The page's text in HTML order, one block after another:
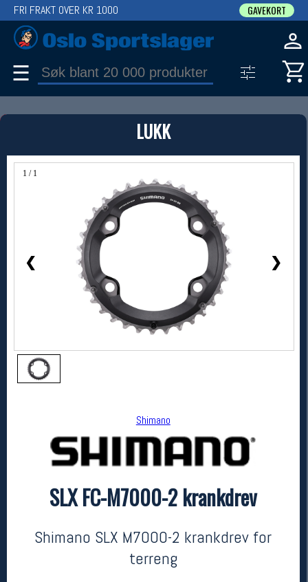
LUKK
1 / 1
❮ ❯
Shimano
SLX FC-M7000-2 krankdrev
Shimano SLX M7000-2 krankdrev for
terreng
FRI FRAKT OVER KR 1000 GAVEKORT
☰
PRODUKT
Produkter (1)
Bruk filter til å spisse søket
Shimano
kr 489